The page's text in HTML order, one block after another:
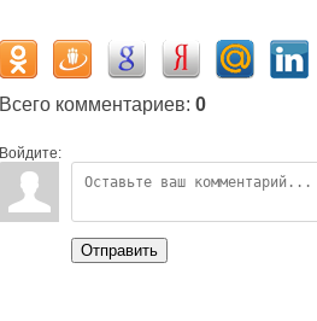
Всего комментариев: 0
Войдите:
Отправить